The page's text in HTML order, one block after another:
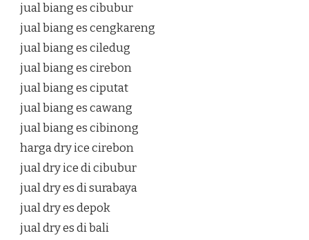
jual biang es cibubur
jual biang es cengkareng
jual biang es ciledug
jual biang es cirebon
jual biang es ciputat
jual biang es cawang
jual biang es cibinong
harga dry ice cirebon
jual dry ice di cibubur
jual dry es di surabaya
jual dry es depok
jual dry es di bali